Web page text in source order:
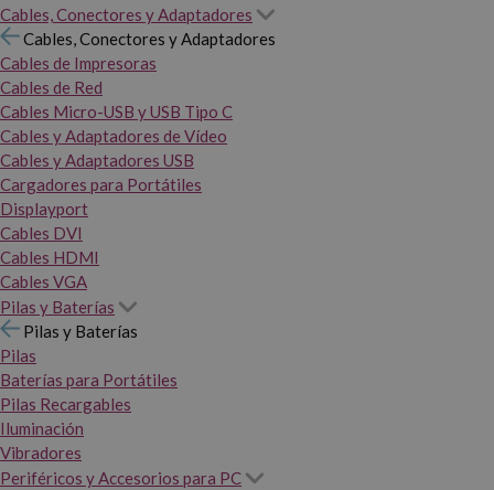
Cables, Conectores y Adaptadores
Cables, Conectores y Adaptadores
Cables de Impresoras
Cables de Red
Cables Micro-USB y USB Tipo C
Cables y Adaptadores de Vídeo
Cables y Adaptadores USB
Cargadores para Portátiles
Displayport
Cables DVI
Cables HDMI
Cables VGA
Pilas y Baterías
Pilas y Baterías
Pilas
Baterías para Portátiles
Pilas Recargables
Iluminación
Vibradores
Periféricos y Accesorios para PC